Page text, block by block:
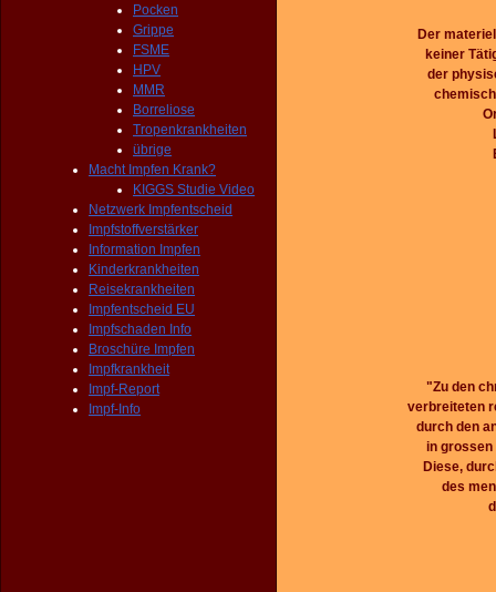
Pocken
Grippe
FSME
HPV
MMR
Borreliose
Tropenkrankheiten
übrige
Macht Impfen Krank?
KIGGS Studie Video
Netzwerk Impfentscheid
Impfstoffverstärker
Information Impfen
Kinderkrankheiten
Reisekrankheiten
Impfentscheid EU
Impfschaden Info
Broschüre Impfen
Impfkrankheit
Impf-Report
Impf-Info
Der
keiner
der
"Zu den
verbreiteten
durch den
in
Diese,
des